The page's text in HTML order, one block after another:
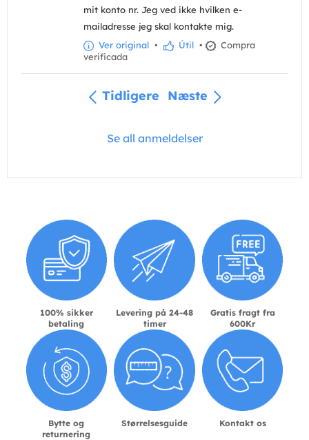
mit konto nr. Jeg ved ikke hvilken e-
mailadresse jeg skal kontakte mig.
Ver original • Útil •
Compra
verificada
Tidligere Næste
Se all anmeldelser
100% sikker
betaling
Levering på 24-48
timer
Gratis fragt fra
600Kr
Bytte og
returnering
Størrelsesguide Kontakt os